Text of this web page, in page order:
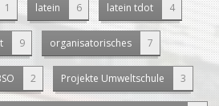
1 latein 6 latein tdot 4
9 organisatorisches 7
2 Projekte Umweltschule 3